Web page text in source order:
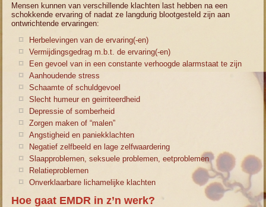
Mensen kunnen van verschillende klachten last hebben na een
schokkende ervaring of nadat ze langdurig blootgesteld zijn aan
ontwrichtende ervaringen:
Herbelevingen van de ervaring(-en)
Vermijdingsgedrag m.b.t. de ervaring(-en)
Een gevoel van in een constante verhoogde alarmstaat te zijn
Aanhoudende stress
Schaamte of schuldgevoel
Slecht humeur en geirriteerdheid
Depressie of somberheid
Zorgen maken of “malen”
Angstigheid en paniekklachten
Negatief zelfbeeld en lage zelfwaardering
Slaapproblemen, seksuele problemen, eetproblemen
Relatieproblemen
Onverklaarbare lichamelijke klachten
Hoe gaat EMDR in z’n werk?